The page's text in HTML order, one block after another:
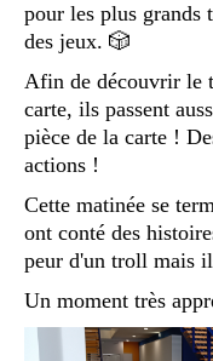
pour les plus grands
des jeux. 🎲
Afin de découvrir le
carte, ils passent
pièce de la carte !
actions !
Cette matinée se
ont conté des
peur d'un troll mais
Un moment très